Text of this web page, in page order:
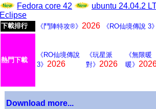
Fedora core 42
ubuntu 24.04.2
Eclipse
下載排行 《鬥陣特攻®》 2026 《RO仙境傳說 3
熱門下載
《RO仙境傳說
3》 2026
《玩星派
對》 2026
《無限暖
暖》
Download more...